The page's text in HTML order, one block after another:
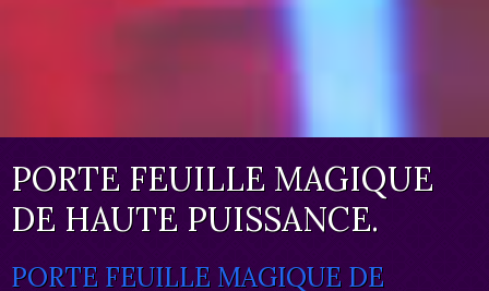
PORTE FEUILLE MAGIQUE
DE HAUTE PUISSANCE.
PORTE FEUILLE MAGIQUE DE